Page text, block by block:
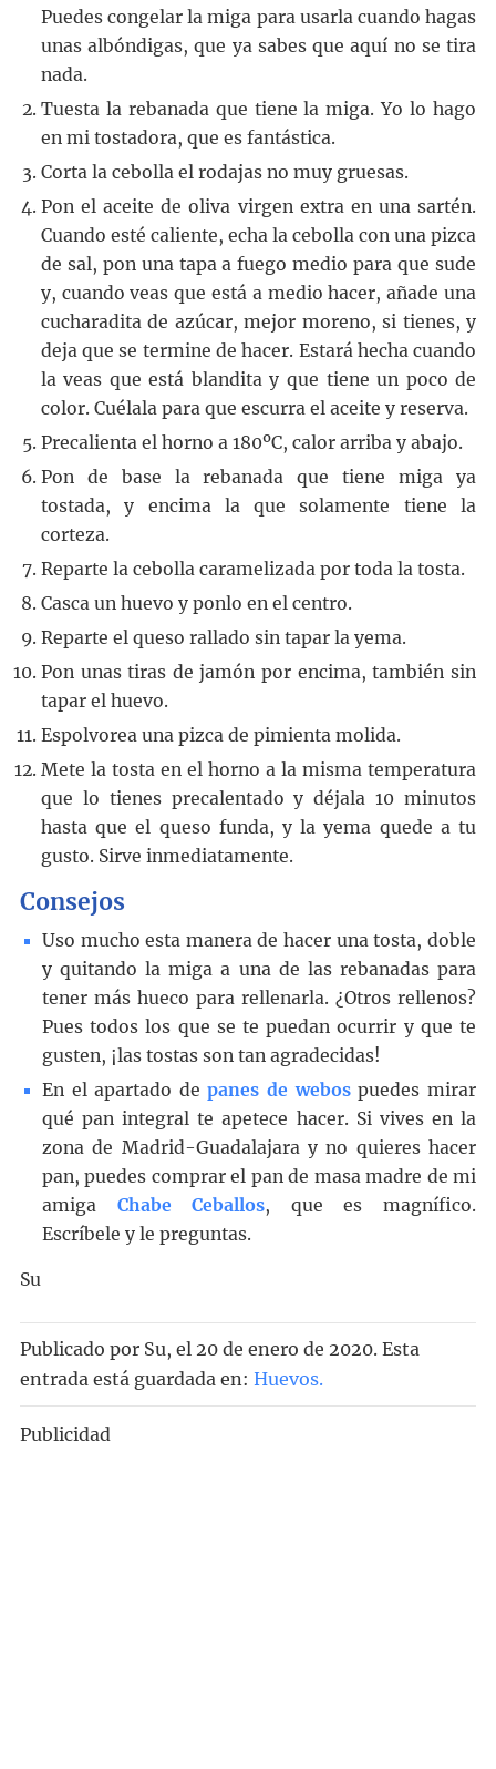
Puedes congelar la miga para usarla cuando hagas
unas albóndigas, que ya sabes que aquí no se tira
nada.
Tuesta la rebanada que tiene la miga. Yo lo hago
en mi tostadora, que es fantástica.
Corta la cebolla el rodajas no muy gruesas.
Pon el aceite de oliva virgen extra en una sartén.
Cuando esté caliente, echa la cebolla con una pizca
de sal, pon una tapa a fuego medio para que sude
y, cuando veas que está a medio hacer, añade una
cucharadita de azúcar, mejor moreno, si tienes, y
deja que se termine de hacer. Estará hecha cuando
la veas que está blandita y que tiene un poco de
color. Cuélala para que escurra el aceite y reserva.
Precalienta el horno a 180ºC, calor arriba y abajo.
Pon de base la rebanada que tiene miga ya
tostada, y encima la que solamente tiene la
corteza.
Reparte la cebolla caramelizada por toda la tosta.
Casca un huevo y ponlo en el centro.
Reparte el queso rallado sin tapar la yema.
Pon unas tiras de jamón por encima, también sin
tapar el huevo.
Espolvorea una pizca de pimienta molida.
Mete la tosta en el horno a la misma temperatura
que lo tienes precalentado y déjala 10 minutos
hasta que el queso funda, y la yema quede a tu
gusto. Sirve inmediatamente.
Consejos
Uso mucho esta manera de hacer una tosta, doble
y quitando la miga a una de las rebanadas para
tener más hueco para rellenarla. ¿Otros rellenos?
Pues todos los que se te puedan ocurrir y que te
gusten, ¡las tostas son tan agradecidas!
En el apartado depanes de webospuedes mirar
qué pan integral te apetece hacer. Si vives en la
zona de Madrid-Guadalajara y no quieres hacer
pan, puedes comprar el pan de masa madre de mi
amiga Chabe Ceballos, que es magnífico.
Escríbele y le preguntas.
Su
Publicado por Su, el 20 de enero de 2020. Esta
entrada está guardada en: Huevos.
Publicidad